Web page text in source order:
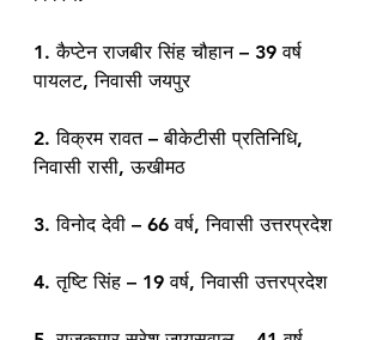
1. कैप्टेन राजबीर सिंह चौहान – 39 वर्ष
पायलट, निवासी जयपुर
2. विक्रम रावत – बीकेटीसी प्रतिनिधि,
निवासी रासी, ऊखीमठ
3. विनोद देवी – 66 वर्ष, निवासी उत्तरप्रदेश
4. तृष्टि सिंह – 19 वर्ष, निवासी उत्तरप्रदेश